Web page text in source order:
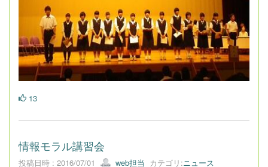
13
情報モラル講習会
投稿日時 : 2016/07/01 web担当 カテゴリ:ニュース